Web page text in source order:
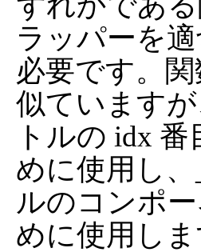
ラッパーを
必要です。
似ています
トルの idx
めに使用し、
ルのコンポ
めに使用しま